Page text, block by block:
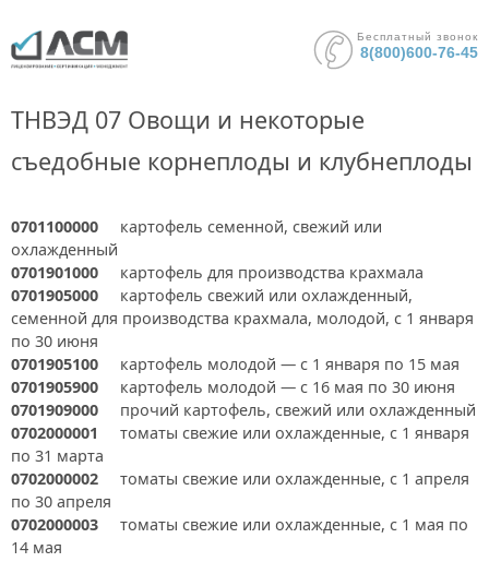
Бесплатный звонок
8(800)600-76-45
ТНВЭД 07 Овощи и некоторые
съедобные корнеплоды и клубнеплоды
0701100000 картофель семенной, свежий или
охлажденный
0701901000 картофель для производства крахмала
0701905000 картофель свежий или охлажденный,
семенной для производства крахмала, молодой, с 1 января
по 30 июня
0701905100 картофель молодой — с 1 января по 15 мая
0701905900 картофель молодой — с 16 мая по 30 июня
0701909000 прочий картофель, свежий или охлажденный
0702000001
томаты свежие или охлажденные, с 1 января
по 31 марта
0702000002 томаты свежие или охлажденные, с 1 апреля
по 30 апреля
0702000003 томаты свежие или охлажденные, с 1 мая по
14 мая